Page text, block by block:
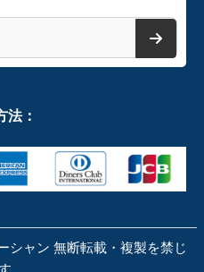
法：
シャン 無断転載・複製を禁じ